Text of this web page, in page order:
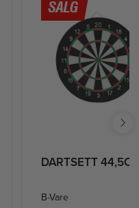
DARTSETT
B-Vare